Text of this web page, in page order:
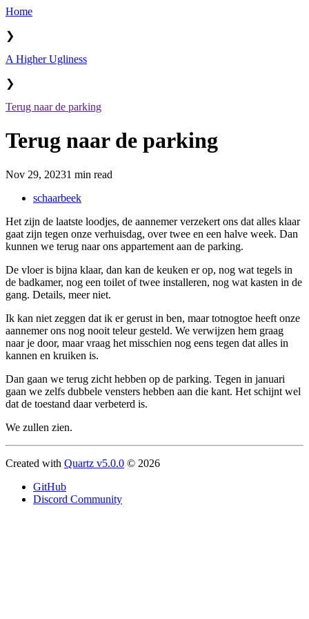
Home
❯
A Higher Ugliness
❯
Terug naar de parking
Terug naar de parking
Nov 29, 20231 min read
schaarbeek
Het zijn de laatste loodjes, de aannemer verzekert ons dat alles klaar
gaat zijn tegen onze verhuisdag, over twee en een halve week. Dan
kunnen we terug naar ons appartement aan de parking.
De vloer is bijna klaar, dan kan de keuken er op, nog wat tegels in
de badkamer, nog een toilet of twee installeren, nog wat kasten in de
gang. Details, meer niet.
Ik kan niet zeggen dat ik er gerust in ben, maar totnogtoe heeft onze
aannemer ons nog nooit teleur gesteld. We verwijzen hem graag
naar je door, maar vraag het misschien nog eens tegen dat alles in
kannen en kruiken is.
Dan gaan we terug zicht hebben op de parking. Tegen in januari
gaan we zelfs dubbele vensters hebben aan die kant. Het schijnt wel
dat de toestand daar verbeterd is.
We zullen zien.
Created with Quartz v5.0.0 © 2026
GitHub
Discord Community